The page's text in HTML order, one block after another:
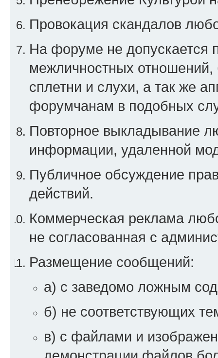
Провокация скандалов
На форуме не допускается
межличностных отношений,
сплетни и слухи, а так же
форумчанам в подобных
Повторное выкладывание
информации, удаленной
Публичное обсуждение
действий.
Коммерческая реклама
не согласованная с
Размещение сообщений:
а) с заведомо ложным
б) не соответствующих
в) с файлами и